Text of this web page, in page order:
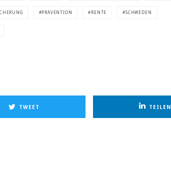
PRÄVENTION RENTE SCHWEDEN
TWEET TEILEN